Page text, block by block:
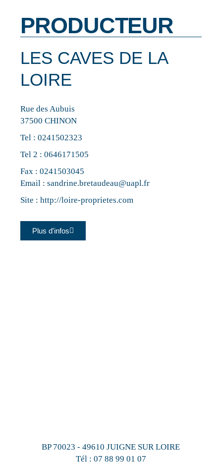
PRODUCTEUR
LES CAVES DE LA
LOIRE
Rue des Aubuis
37500 CHINON
Tel :0241502323
Tel 2 :0646171505
Fax : 0241503045
Email :sandrine.bretaudeau@uapl.fr
Site :http://loire-proprietes.com
Plus d'infos
BP 70023 - 49610 JUIGNE SUR LOIRE
Tél : 07 88 99 01 07